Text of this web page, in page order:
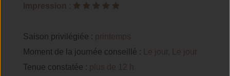
Impression :
Saison privilégiée : printemps
Moment de la journée conseillé :
Le jour, Le jour
Tenue constatée : plus de 12 h